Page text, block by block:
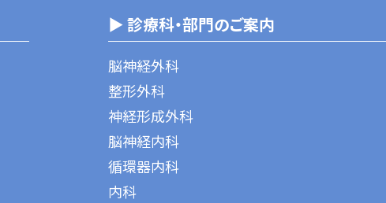
▶ 診療科・部門のご案内
脳神経外科
整形外科
神経形成外科
脳神経内科
循環器内科
内科